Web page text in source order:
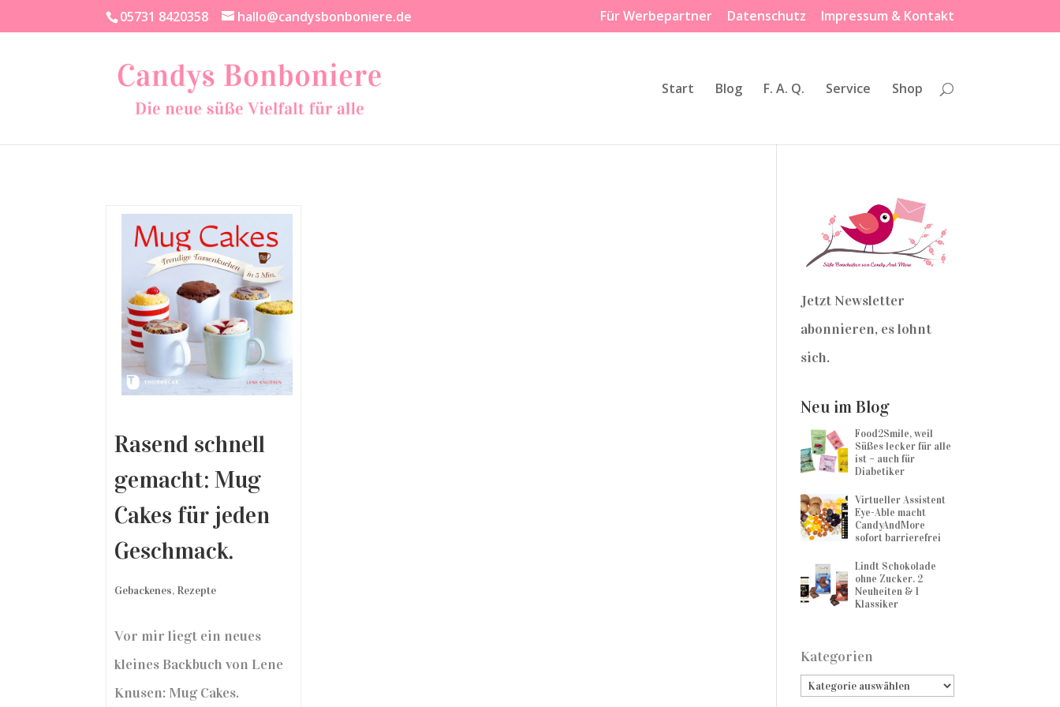
05731 8420358 hallo@candysbonboniere.de Für Werbepartner Datenschutz Impressum & Kontakt
Start Blog F. A. Q. Service Shop
Rasend schnell
gemacht: Mug
Cakes für jeden
Geschmack.
Gebackenes, Rezepte
Vor mir liegt ein neues
kleines Backbuch von Lene
Knusen: Mug Cakes.
Jetzt Newsletter
abonnieren, es lohnt
sich.
Neu im Blog
Food2Smile, weil
Süßes lecker für alle
ist – auch für
Diabetiker
Virtueller Assistent
Eye-Able macht
CandyAndMore
sofort barrierefrei
Lindt Schokolade
ohne Zucker. 2
Neuheiten & 1
Klassiker
Kategorien